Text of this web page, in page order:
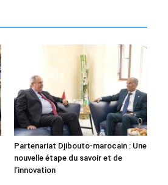
Partenariat Djibouto-marocain : Une
nouvelle étape du savoir et de
l’innovation